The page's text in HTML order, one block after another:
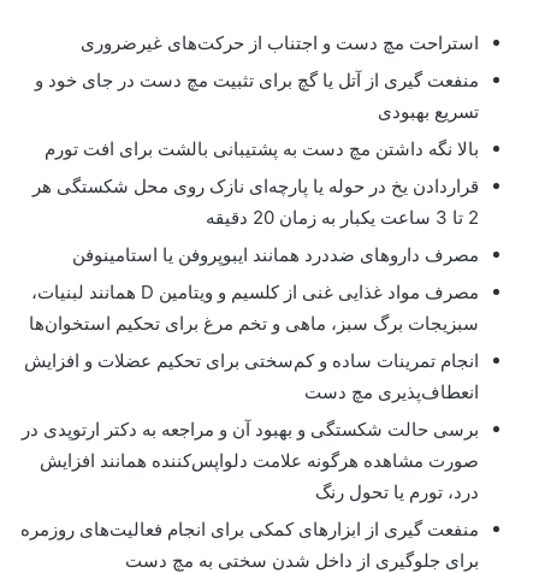
استراحت مچ دست و اجتناب از حرکت‌های غیرضروری
منفعت گیری از آتل یا گچ برای تثبیت مچ دست در جای خود و
تسریع بهبودی
بالا نگه داشتن مچ دست به پشتیبانی بالشت برای افت تورم
قراردادن یخ در حوله یا پارچه‌ای نازک روی محل شکستگی هر
2 تا 3 ساعت یکبار به زمان 20 دقیقه
مصرف داروهای ضددرد همانند ایبوپروفن یا استامینوفن
مصرف مواد غذایی غنی از کلسیم و ویتامین D همانند لبنیات،
سبزیجات برگ سبز، ماهی و تخم مرغ برای تحکیم استخوان‌ها
انجام تمرینات ساده و کم‌سختی برای تحکیم عضلات و افزایش
انعطاف‌پذیری مچ دست
برسی حالت شکستگی و بهبود آن و مراجعه به دکتر ارتوپدی در
صورت مشاهده هرگونه علامت دلواپس‌کننده همانند افزایش
درد، تورم یا تحول رنگ
منفعت گیری از ابزارهای کمکی برای انجام فعالیت‌های روزمره
برای جلوگیری از داخل شدن سختی به مچ دست